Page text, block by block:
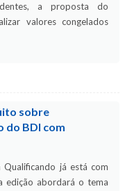
a proposta do
valores congelados
sobre
do BDI com
já está com
edição abordará o tema